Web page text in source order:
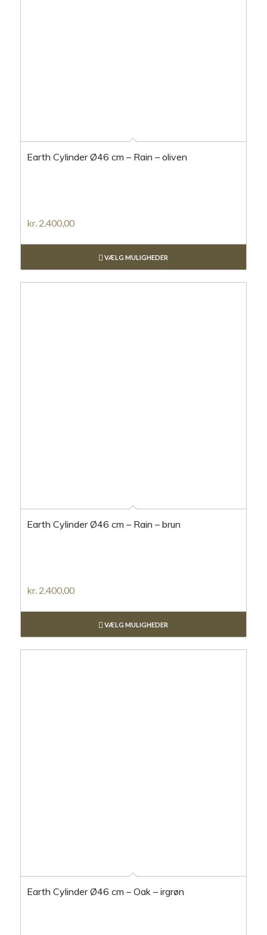
Earth Cylinder Ø46 cm – Rain – oliven
kr.2.400,00
VÆLG MULIGHEDER
Earth Cylinder Ø46 cm – Rain – brun
kr.2.400,00
VÆLG MULIGHEDER
Earth Cylinder Ø46 cm – Oak – irgrøn